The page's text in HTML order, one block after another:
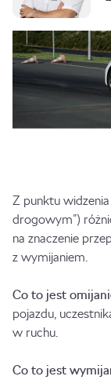
Z punktu
drogowym”)
na znaczenie
z wymijaniem.
Co to jest
pojazdu,
w ruchu.
Co to jest